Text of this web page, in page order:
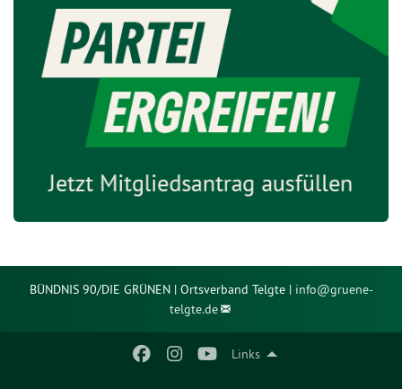
Links
BÜNDNIS 90/DIE GRÜNEN | Ortsverband Telgte | info@gruene-
telgte.de